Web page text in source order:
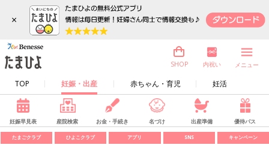
×
TOP 妊娠・出産 赤ちゃん・育児 妊活
SHOP 内祝い メニュー
妊娠早見表 産院検索 お金・手続き 名づけ 出産準備 優待パス
たまごクラブ ひよこクラブ アプリ SNS キャンペーン